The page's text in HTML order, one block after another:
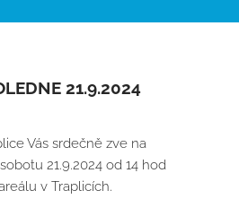
21.9.2024
Vás srdečně zve na
21.9.2024 od 14 hod
v Traplicích.